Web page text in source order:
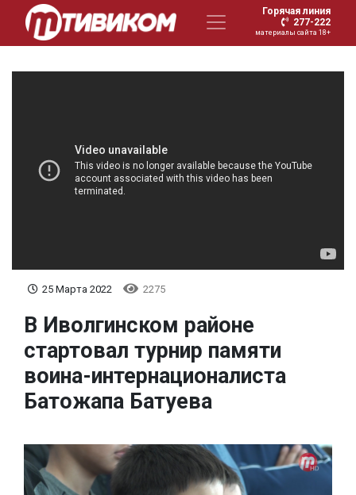
Горячая линия
277-222
материалы сайта 18+
25 Марта 2022 2275
В Иволгинском районе
стартовал турнир памяти
воина-интернационалиста
Батожапа Батуева